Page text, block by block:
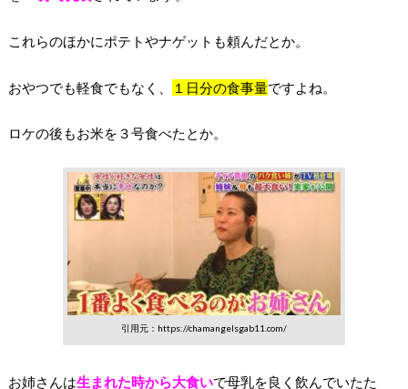
これらのほかにポテトやナゲットも頼んだとか。
おやつでも軽食でもなく、 １日分の食事量ですよね。
ロケの後もお米を３号食べたとか。
引用元：https://chamangelsgab11.com/
お姉さんは生まれた時から大食いで母乳を良く飲んでいたた